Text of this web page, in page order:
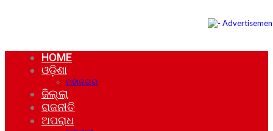
HOME
ଓଡ଼ିଶା
ମହାନଗର
ଜିଲ୍ଲା
ରାଜନୀତି
ଅପରାଧ